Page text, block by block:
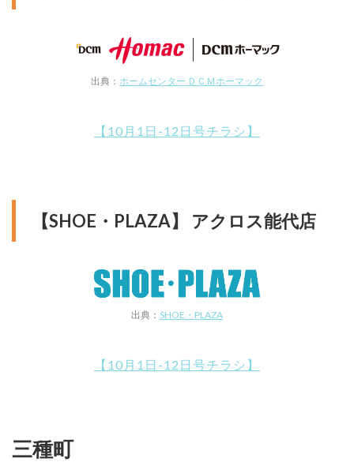
出典： ホームセンター ＤＣＭホーマック
【10月1日-12日号チラシ】
【SHOE・PLAZA】 アクロス能代店
出典： SHOE・PLAZA
【10月1日-12日号チラシ】
三種町